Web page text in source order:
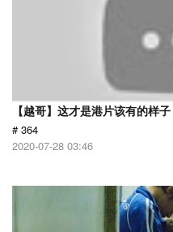
【越哥】这才是港片该有的样
# 364
2020-07-28 03:46